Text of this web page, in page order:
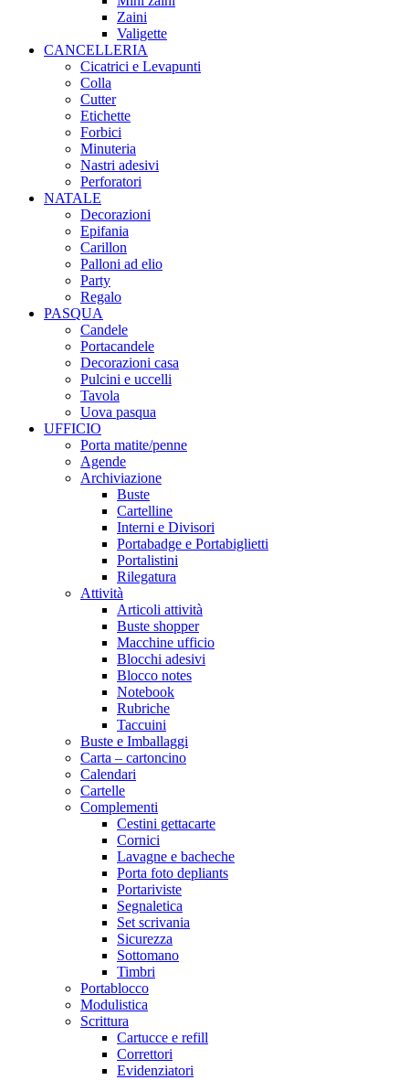
Zaini
Valigette
CANCELLERIA
Cicatrici e Levapunti
Colla
Cutter
Etichette
Forbici
Minuteria
Nastri adesivi
Perforatori
NATALE
Decorazioni
Epifania
Carillon
Palloni ad elio
Party
Regalo
PASQUA
Candele
Portacandele
Decorazioni casa
Pulcini e uccelli
Tavola
Uova pasqua
UFFICIO
Porta matite/penne
Agende
Archiviazione
Buste
Cartelline
Interni e Divisori
Portabadge e Portabiglietti
Portalistini
Rilegatura
Attività
Articoli attività
Buste shopper
Macchine ufficio
Blocchi adesivi
Blocco notes
Notebook
Rubriche
Taccuini
Buste e Imballaggi
Carta – cartoncino
Calendari
Cartelle
Complementi
Cestini gettacarte
Cornici
Lavagne e bacheche
Porta foto depliants
Portariviste
Segnaletica
Set scrivania
Sicurezza
Sottomano
Timbri
Portablocco
Modulistica
Scrittura
Cartucce e refill
Correttori
Evidenziatori